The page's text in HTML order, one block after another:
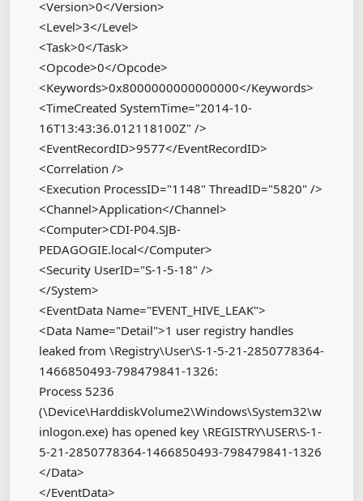
<Version>0</Version>
<Level>3</Level>
<Task>0</Task>
<Opcode>0</Opcode>
<Keywords>0x8000000000000000</Keywords>
<TimeCreated SystemTime="2014-10-
16T13:43:36.012118100Z" />
<EventRecordID>9577</EventRecordID>
<Correlation />
<Execution ProcessID="1148" ThreadID="5820" />
<Channel>Application</Channel>
<Computer>CDI-P04.SJB-
PEDAGOGIE.local</Computer>
<Security UserID="S-1-5-18" />
</System>
<EventData Name="EVENT_HIVE_LEAK">
<Data Name="Detail">1 user registry handles
leaked from \Registry\User\S-1-5-21-2850778364-
1466850493-798479841-1326:
Process 5236
(\Device\HarddiskVolume2\Windows\System32\w
inlogon.exe) has opened key \REGISTRY\USER\S-1-
5-21-2850778364-1466850493-798479841-1326
</Data>
</EventData>